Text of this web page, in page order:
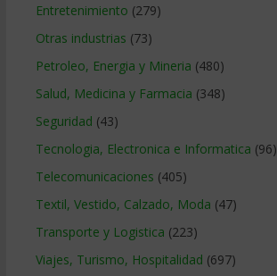
Entretenimiento (279)
Otras industrias (73)
Petroleo, Energia y Mineria (480)
Salud, Medicina y Farmacia (348)
Seguridad (43)
Tecnologia, Electronica e Informatica (96)
Telecomunicaciones (405)
Textil, Vestido, Calzado, Moda (47)
Transporte y Logistica (223)
Viajes, Turismo, Hospitalidad (697)